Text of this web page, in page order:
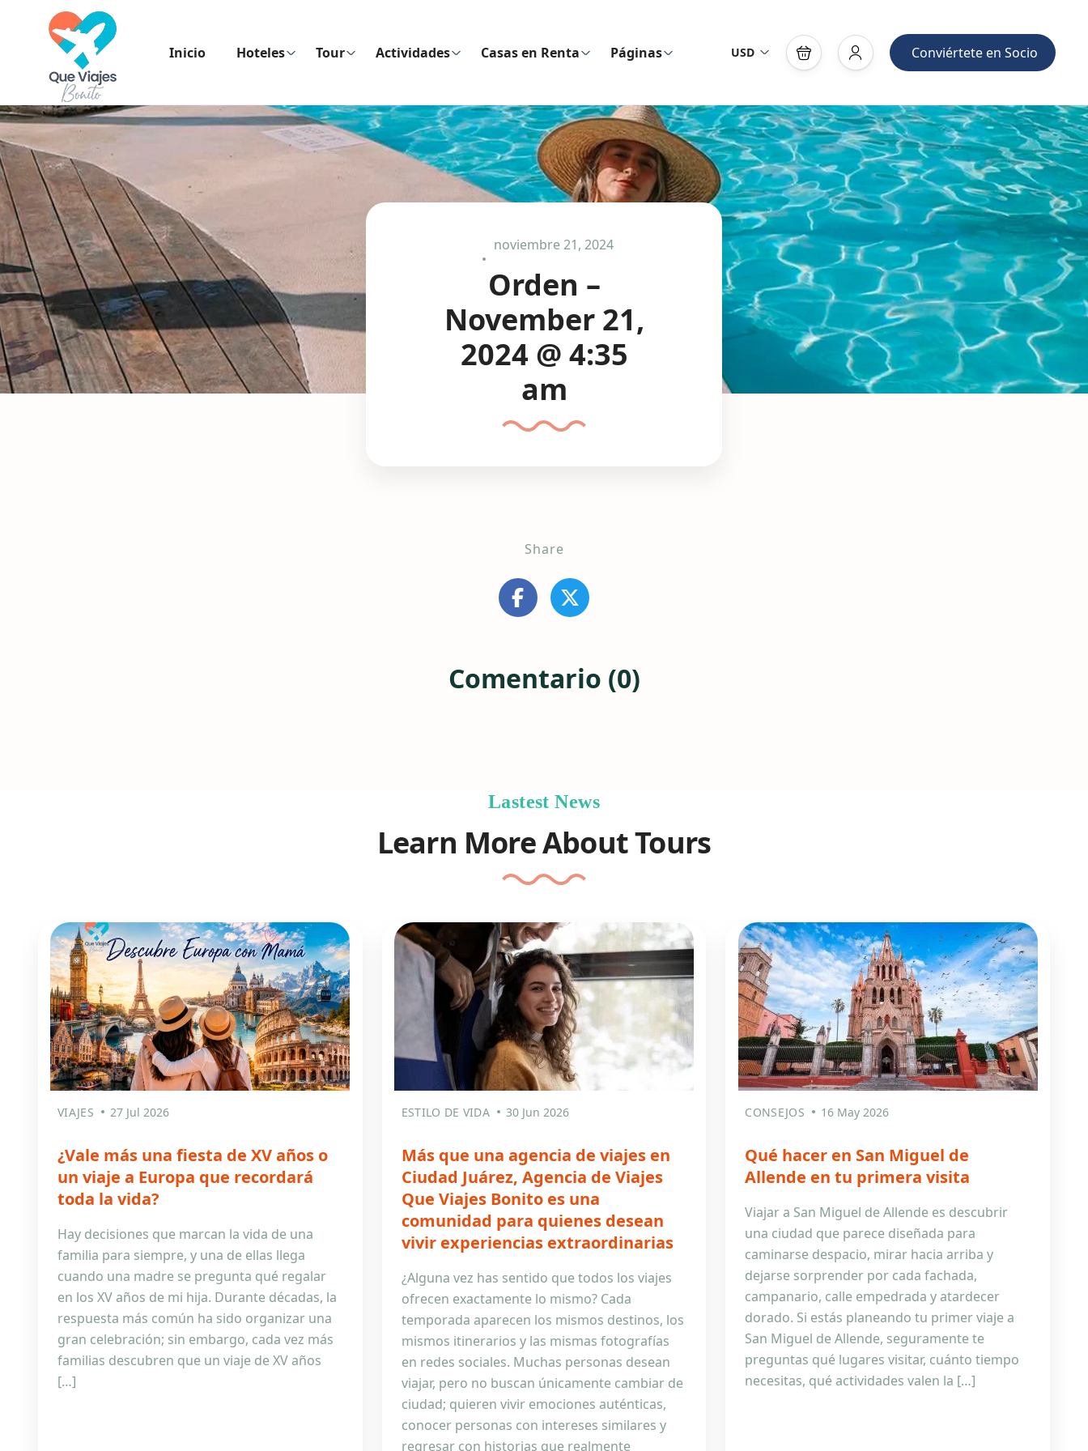
Inicio Hoteles Tour Actividades Casas en Renta Páginas USD Conviértete en Socio
noviembre 21, 2024
Orden –
November 21,
2024 @ 4:35
am
Share
Comentario (0)
Lastest News
Learn More About Tours
VIAJES 27 Jul 2026
¿Vale más una fiesta de XV años o
un viaje a Europa que recordará
toda la vida?
Hay decisiones que marcan la vida de una
familia para siempre, y una de ellas llega
cuando una madre se pregunta qué regalar
en los XV años de mi hija. Durante décadas, la
respuesta más común ha sido organizar una
gran celebración; sin embargo, cada vez más
familias descubren que un viaje de XV años
[…]
ESTILO DE VIDA 30 Jun 2026
Más que una agencia de viajes en
Ciudad Juárez, Agencia de Viajes
Que Viajes Bonito es una
comunidad para quienes desean
vivir experiencias extraordinarias
¿Alguna vez has sentido que todos los viajes
ofrecen exactamente lo mismo? Cada
temporada aparecen los mismos destinos, los
mismos itinerarios y las mismas fotografías
en redes sociales. Muchas personas desean
viajar, pero no buscan únicamente cambiar de
ciudad; quieren vivir emociones auténticas,
conocer personas con intereses similares y
regresar con historias que realmente
CONSEJOS 16 May 2026
Qué hacer en San Miguel de
Allende en tu primera visita
Viajar a San Miguel de Allende es descubrir
una ciudad que parece diseñada para
caminarse despacio, mirar hacia arriba y
dejarse sorprender por cada fachada,
campanario, calle empedrada y atardecer
dorado. Si estás planeando tu primer viaje a
San Miguel de Allende, seguramente te
preguntas qué lugares visitar, cuánto tiempo
necesitas, qué actividades valen la […]